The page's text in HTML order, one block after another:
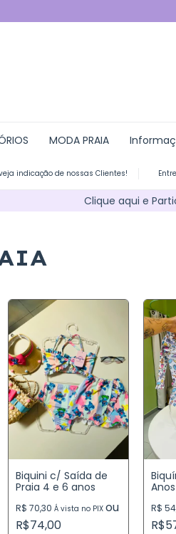
Clique aqui e
MODA PRAIA
indicação de nossas Clientes!
Biquini c/ Saída de
Praia 4 e 6 anos
R$ 70,30 Á vista no PIX ou
R$74,00
Anos
R$